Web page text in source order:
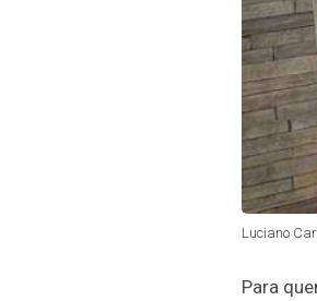
Luciano
Para